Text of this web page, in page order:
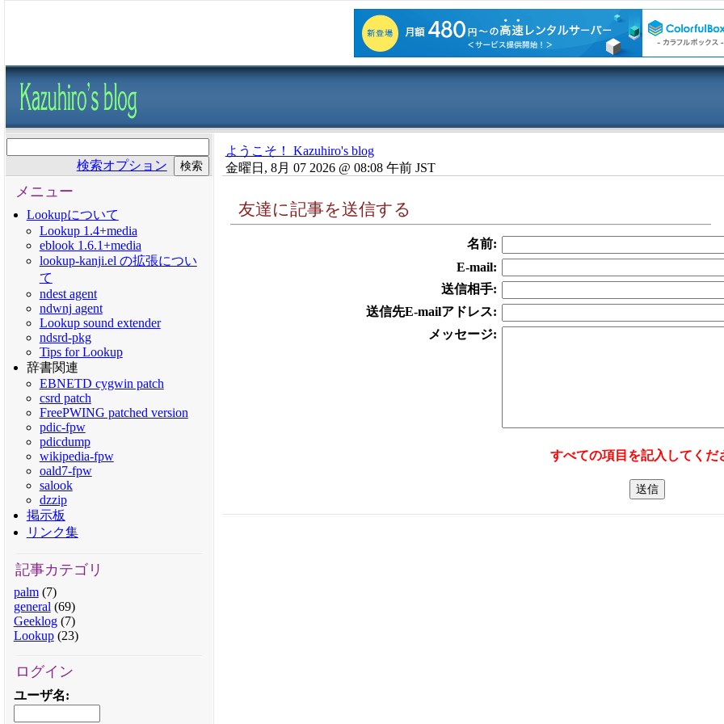
検索オプション
メニュー
Lookupについて
Lookup 1.4+media
eblook 1.6.1+media
lookup-kanji.el の拡張につい
て
ndest agent
ndwnj agent
Lookup sound extender
ndsrd-pkg
Tips for Lookup
辞書関連
EBNETD cygwin patch
csrd patch
FreePWING patched version
pdic-fpw
pdicdump
wikipedia-fpw
oald7-fpw
salook
dzzip
掲示板
リンク集
記事カテゴリ
palm(7)
general (69)
Geeklog(7)
Lookup(23)
ログイン
ユーザ名:
ようこそ！ Kazuhiro's blog
金曜日, 8月 07 2026 @ 08:08 午前 JST
友達に記事を送信する
名前:
E-mail:
送信相手:
送信先E-mailアドレス:
メッセージ:
すべての項目を記入してくだ